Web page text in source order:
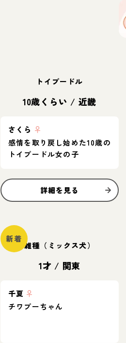
トイプードル
10歳くらい / 近畿
さくら ♀
感情を取り戻し始めた10歳の
トイプードル女の子
詳細を見る
新着
雑種（ミックス犬）
1才 / 関東
千夏 ♀
チワプーちゃん